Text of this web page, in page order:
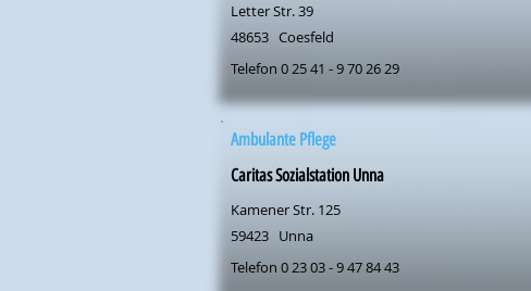
Letter Str. 39
48653 Coesfeld
Telefon 0 25 41 - 9 70 26 29
Ambulante Pflege
Caritas Sozialstation Unna
Kamener Str. 125
59423 Unna
Telefon 0 23 03 - 9 47 84 43